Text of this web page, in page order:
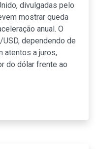
divulgadas pelo
mostrar queda
anual. O
dependendo de
atentos a juros,
do dólar frente ao